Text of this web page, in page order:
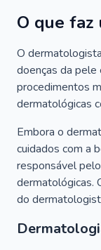
O que faz
O
doenças da pele
procedimentos
dermatológicas
Embora o
cuidados com a
responsável
dermatológicas.
do